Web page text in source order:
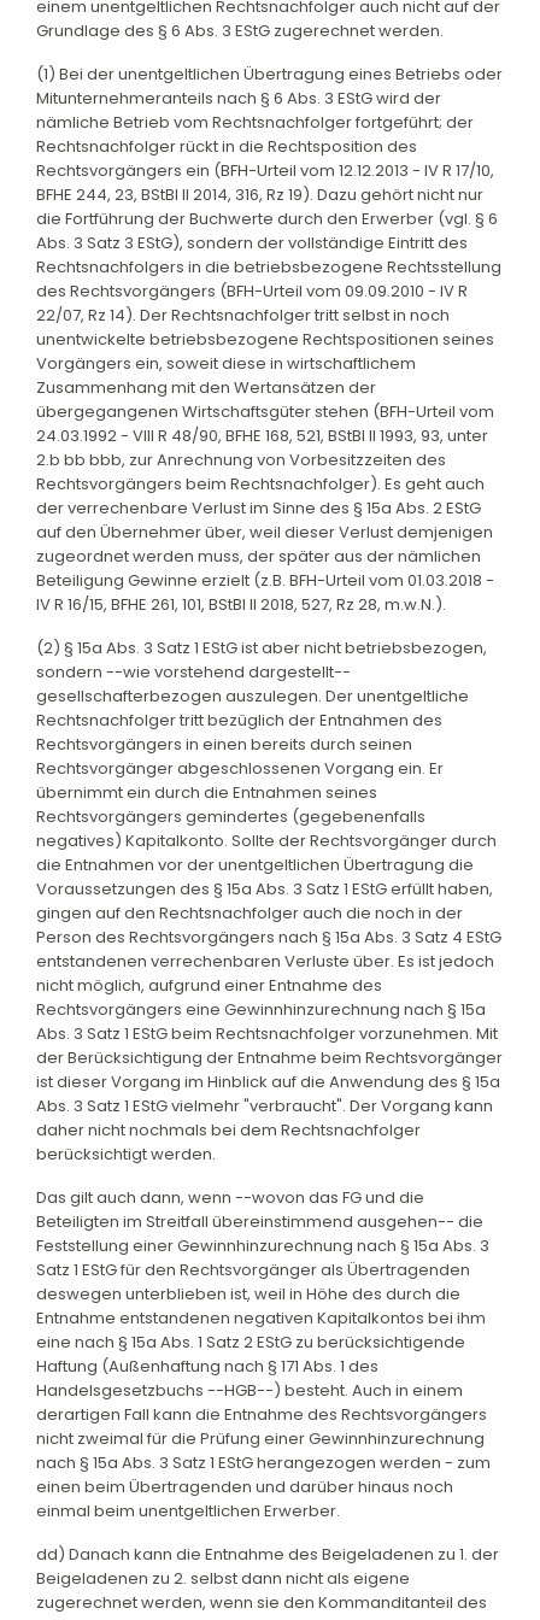
einem unentgeltlichen Rechtsnachfolger auch nicht auf der
Grundlage des § 6 Abs. 3 EStG zugerechnet werden.
(1) Bei der unentgeltlichen Übertragung eines Betriebs oder
Mitunternehmeranteils nach § 6 Abs. 3 EStG wird der
nämliche Betrieb vom Rechtsnachfolger fortgeführt; der
Rechtsnachfolger rückt in die Rechtsposition des
Rechtsvorgängers ein (BFH-Urteil vom 12.12.2013 - IV R 17/10,
BFHE 244, 23, BStBl II 2014, 316, Rz 19). Dazu gehört nicht nur
die Fortführung der Buchwerte durch den Erwerber (vgl. § 6
Abs. 3 Satz 3 EStG), sondern der vollständige Eintritt des
Rechtsnachfolgers in die betriebsbezogene Rechtsstellung
des Rechtsvorgängers (BFH-Urteil vom 09.09.2010 - IV R
22/07, Rz 14). Der Rechtsnachfolger tritt selbst in noch
unentwickelte betriebsbezogene Rechtspositionen seines
Vorgängers ein, soweit diese in wirtschaftlichem
Zusammenhang mit den Wertansätzen der
übergegangenen Wirtschaftsgüter stehen (BFH-Urteil vom
24.03.1992 - VIII R 48/90, BFHE 168, 521, BStBl II 1993, 93, unter
2.b bb bbb, zur Anrechnung von Vorbesitzzeiten des
Rechtsvorgängers beim Rechtsnachfolger). Es geht auch
der verrechenbare Verlust im Sinne des § 15a Abs. 2 EStG
auf den Übernehmer über, weil dieser Verlust demjenigen
zugeordnet werden muss, der später aus der nämlichen
Beteiligung Gewinne erzielt (z.B. BFH-Urteil vom 01.03.2018 -
IV R 16/15, BFHE 261, 101, BStBl II 2018, 527, Rz 28, m.w.N.).
(2) § 15a Abs. 3 Satz 1 EStG ist aber nicht betriebsbezogen,
sondern --wie vorstehend dargestellt--
gesellschafterbezogen auszulegen. Der unentgeltliche
Rechtsnachfolger tritt bezüglich der Entnahmen des
Rechtsvorgängers in einen bereits durch seinen
Rechtsvorgänger abgeschlossenen Vorgang ein. Er
übernimmt ein durch die Entnahmen seines
Rechtsvorgängers gemindertes (gegebenenfalls
negatives) Kapitalkonto. Sollte der Rechtsvorgänger durch
die Entnahmen vor der unentgeltlichen Übertragung die
Voraussetzungen des § 15a Abs. 3 Satz 1 EStG erfüllt haben,
gingen auf den Rechtsnachfolger auch die noch in der
Person des Rechtsvorgängers nach § 15a Abs. 3 Satz 4 EStG
entstandenen verrechenbaren Verluste über. Es ist jedoch
nicht möglich, aufgrund einer Entnahme des
Rechtsvorgängers eine Gewinnhinzurechnung nach § 15a
Abs. 3 Satz 1 EStG beim Rechtsnachfolger vorzunehmen. Mit
der Berücksichtigung der Entnahme beim Rechtsvorgänger
ist dieser Vorgang im Hinblick auf die Anwendung des § 15a
Abs. 3 Satz 1 EStG vielmehr "verbraucht". Der Vorgang kann
daher nicht nochmals bei dem Rechtsnachfolger
berücksichtigt werden.
Das gilt auch dann, wenn --wovon das FG und die
Beteiligten im Streitfall übereinstimmend ausgehen-- die
Feststellung einer Gewinnhinzurechnung nach § 15a Abs. 3
Satz 1 EStG für den Rechtsvorgänger als Übertragenden
deswegen unterblieben ist, weil in Höhe des durch die
Entnahme entstandenen negativen Kapitalkontos bei ihm
eine nach § 15a Abs. 1 Satz 2 EStG zu berücksichtigende
Haftung (Außenhaftung nach § 171 Abs. 1 des
Handelsgesetzbuchs --HGB--) besteht. Auch in einem
derartigen Fall kann die Entnahme des Rechtsvorgängers
nicht zweimal für die Prüfung einer Gewinnhinzurechnung
nach § 15a Abs. 3 Satz 1 EStG herangezogen werden - zum
einen beim Übertragenden und darüber hinaus noch
einmal beim unentgeltlichen Erwerber.
dd) Danach kann die Entnahme des Beigeladenen zu 1. der
Beigeladenen zu 2. selbst dann nicht als eigene
zugerechnet werden, wenn sie den Kommanditanteil des